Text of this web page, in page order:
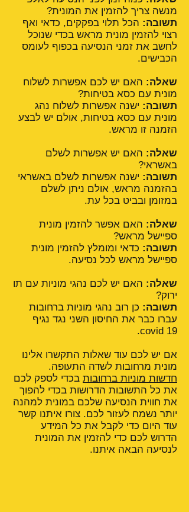
מנשה צריך להזמין את המונית?
תשובה: הכל תלוי בפקקים, כדאי ואף
רצוי להזמין מונית מראש בכדי שנוכל
לחשב את זמני הנסיעה בכפוף לעומס
הכבישים.
שאלה: האם יש לכם אפשרות לשלוח
מונית עם כסא בטיחות?
תשובה: ישנה אפשרות לשלוח נהג
מונית עם כסא בטיחות, אולם יש לבצע
הזמנה זו מראש.
שאלה: האם יש אפשרות לשלם
באשראי?
תשובה: ישנה אפשרות לשלם באשראי
בהזמנה מראש, אולם ניתן לשלם
במזומן ובביט בכל עת.
שאלה: האם אפשר להזמין מונית
ספיישל מראש?
תשובה: כדאי ומומלץ להזמין מונית
ספיישל מראש לכל נסיעה.
שאלה: האם יש לכם נהגי מוניות עם תו
ירוק?
תשובה: כן רוב נהגי מוניות ברחובות
עברו כבר את החיסון השני נגד נגיף
covid 19.
אם יש לכם עוד שאלות התקשרו אלינו
מונית מרחובות לשדה התעופה.
חדשות מוניות ברחובות בכדי לספק לכם
את כל התשובות הדרושות בכדי להפוך
את חווית הנסיעה שלכם במונית למהנה
יותר נשמח לעזור לכם. צורו איתנו קשר
עוד היום כדי לקבל את כל המידע
הדרוש לכם כדי להזמין את המונית
לנסיעה הבאה איתנו.